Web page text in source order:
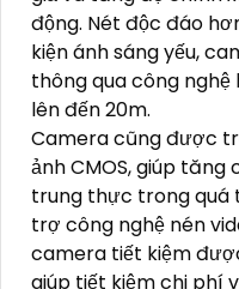
động. Nét độc đáo
kiện ánh sáng yếu,
thông qua công nghệ
lên đến 20m.
Camera cũng được
ảnh CMOS, giúp tăng
trung thực trong quá
trợ công nghệ nén
camera tiết kiệm
giúp tiết kiệm chi phí